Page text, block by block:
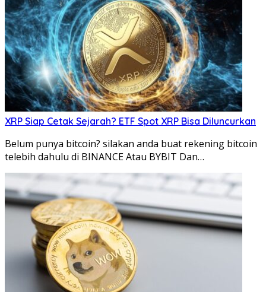
XRP Siap Cetak Sejarah? ETF Spot XRP Bisa Diluncurkan
Belum punya bitcoin? silakan anda buat rekening bitcoin
telebih dahulu di BINANCE Atau BYBIT Dan…